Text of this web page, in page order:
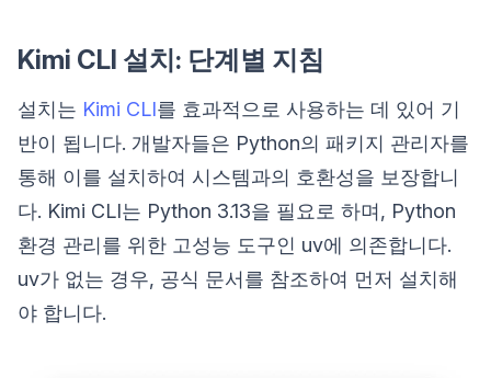
Kimi CLI 설치: 단계별 지침
설치는 Kimi CLI를 효과적으로 사용하는 데 있어 기
반이 됩니다. 개발자들은 Python의 패키지 관리자를
통해 이를 설치하여 시스템과의 호환성을 보장합니
다. Kimi CLI는 Python 3.13을 필요로 하며, Python
환경 관리를 위한 고성능 도구인 uv에 의존합니다.
uv가 없는 경우, 공식 문서를 참조하여 먼저 설치해
야 합니다.